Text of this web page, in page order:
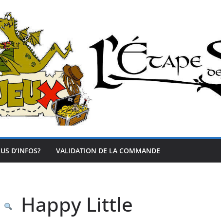
D’INFOS? VALIDATION DE LA COMMANDE
Happy Little